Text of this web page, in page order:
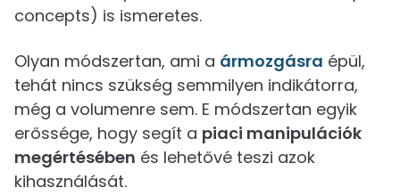
concepts) is ismeretes.
Olyan módszertan, ami a ármozgásra épül,
tehát nincs szükség semmilyen indikátorra,
még a volumenre sem. E módszertan egyik
erőssége, hogy segít a piaci manipulációk
megértésében és lehetővé teszi azok
kihasználását.